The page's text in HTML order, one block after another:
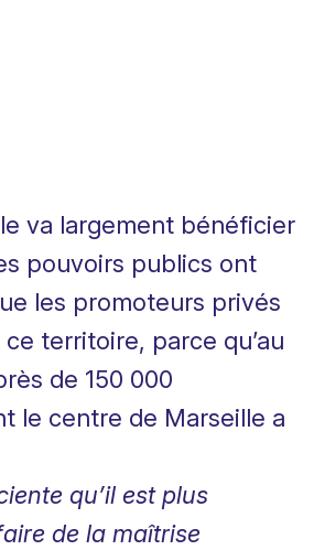
va largement bénéficier
pouvoirs publics ont
les promoteurs privés
ce territoire, parce qu’au
de 150 000
le centre de Marseille a
qu’il est plus
de la maîtrise